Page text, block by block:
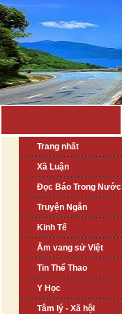
Trang nhất
Xã Luận
Đọc Báo Trong Nước
Truyện Ngắn
Kinh Tế
Âm vang sử Việt
Tin Thể Thao
Y Học
Tâm lý - Xã hội